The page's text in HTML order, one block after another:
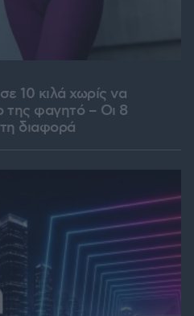
10 κιλά χωρίς να
της φαγητό – Οι 8
διαφορά